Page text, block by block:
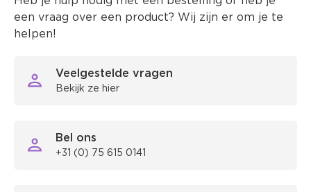
een vraag over een product? Wij zijn er om je te
helpen!
Veelgestelde vragen
Bekijk ze hier
Bel ons
+31 (0) 75 615 0141